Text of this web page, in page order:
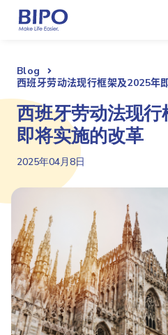
Blog
西班牙劳动法现行框架及2025年
西班牙劳动法现
即将实施的改革
2025年04月8日